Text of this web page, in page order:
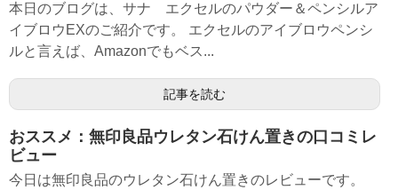
本日のブログは、サナ エクセルのパウダー＆ペンシルア
イブロウEXのご紹介です。 エクセルのアイブロウペンシ
ルと言えば、Amazonでもベス...
記事を読む
おススメ：無印良品ウレタン石けん置きの口コミレ
ビュー
今日は無印良品のウレタン石けん置きのレビューです。